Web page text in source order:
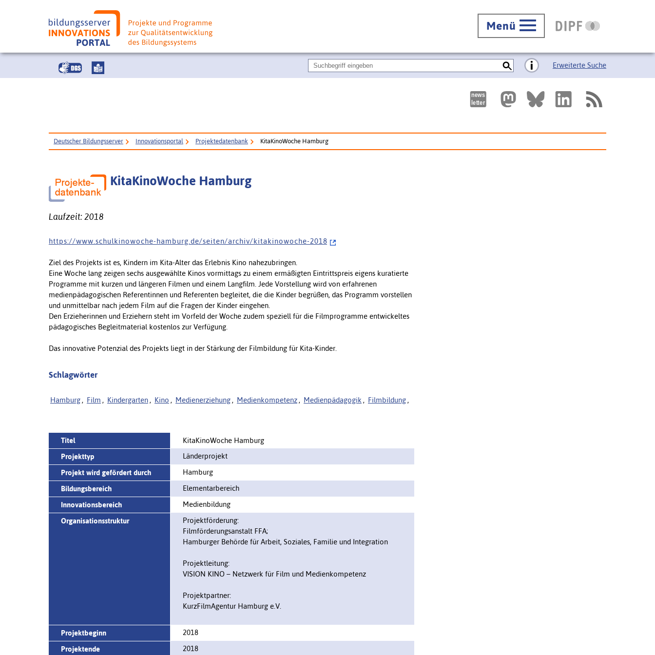
Menü
Erweiterte Suche
Deutscher Bildungsserver Innovationsportal Projektedatenbank KitaKinoWoche Hamburg
KitaKinoWoche Hamburg
Laufzeit: 2018
h t t p s : / / w w w . s c h u l k i n o w o c h e - h a m b u r g . d e / s e i t e n / a r c h i v / k i t a k i n o w o c h e - 2 0 1 8
Ziel des Projekts ist es, Kindern im Kita-Alter das Erlebnis Kino nahezubringen.
Eine Woche lang zeigen sechs ausgewählte Kinos vormittags zu einem ermäßigten Eintrittspreis eigens kuratierte
Programme mit kurzen und längeren Filmen und einem Langfilm. Jede Vorstellung wird von erfahrenen
medienpädagogischen Referentinnen und Referenten begleitet, die die Kinder begrüßen, das Programm vorstellen
und unmittelbar nach jedem Film auf die Fragen der Kinder eingehen.
Den Erzieherinnen und Erziehern steht im Vorfeld der Woche zudem speziell für die Filmprogramme entwickeltes
pädagogisches Begleitmaterial kostenlos zur Verfügung.
Das innovative Potenzial des Projekts liegt in der Stärkung der Filmbildung für Kita-Kinder.
Schlagwörter
Hamburg , Film , Kindergarten , Kino , Medienerziehung , Medienkompetenz , Medienpädagogik , Filmbildung ,
Titel
KitaKinoWoche Hamburg
Projekttyp
Länderprojekt
Projekt wird gefördert durch
Hamburg
Bildungsbereich
Elementarbereich
Innovationsbereich
Medienbildung
Organisationsstruktur
Projektförderung:
Filmförderungsanstalt FFA;
Hamburger Behörde für Arbeit, Soziales, Familie und Integration
Projektleitung:
VISION KINO – Netzwerk für Film und Medienkompetenz
Projektpartner:
KurzFilmAgentur Hamburg e.V.
Projektbeginn
2018
Projektende
2018